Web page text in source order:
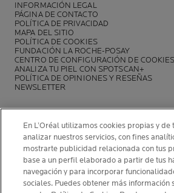
INFORMACIÓN LEGAL
PÁGINA DE CONTACTO
POLÍTICA DE PRIVACIDAD
MAPA DEL SITIO
POLÍTICA DE COOKIES
FUNDACIÓN LA ROCHE-POSAY
CENTRO DE CONFIGURACIÓN DE COOKIES
ANALIZA TU PIEL CON SPOTSCAN+
POLÍTICA DE OPINIONES Y RESEÑAS
NEWSLETTER
INFORMACIÓN DEL FABRICANTE
COSMETIQUE ACTIVE INTERNATIONAL
La Roche-Posay Laboratoire Dermatologique
En L’Oréal utilizamos cookies propias y de
analizar nuestros servicios, con fines
mostrarte publicidad relacionada con tus
base a un perfil elaborado a partir de tus
navegación y para incorporar
sociales. Puedes obtener más información